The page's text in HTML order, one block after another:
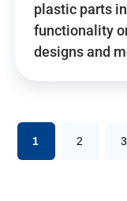
plastic parts
functionality
designs and
1 2 3